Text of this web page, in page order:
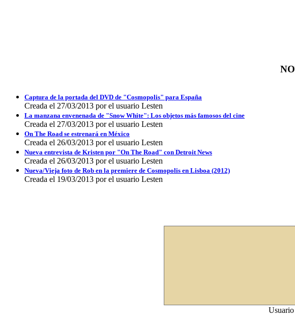
Captura de la portada del DVD de "Cosmopolis" para España
Creada el 27/03/2013 por el usuario Lesten
La manzana envenenada de "Snow White": Los objetos más famosos del cine
Creada el 27/03/2013 por el usuario Lesten
On The Road se estrenará en México
Creada el 26/03/2013 por el usuario Lesten
Nueva entrevista de Kristen por "On The Road" con Detroit News
Creada el 26/03/2013 por el usuario Lesten
Nueva/Vieja foto de Rob en la premiere de Cosmopolis en Lisboa (2012)
Creada el 19/03/2013 por el usuario Lesten
Usuario